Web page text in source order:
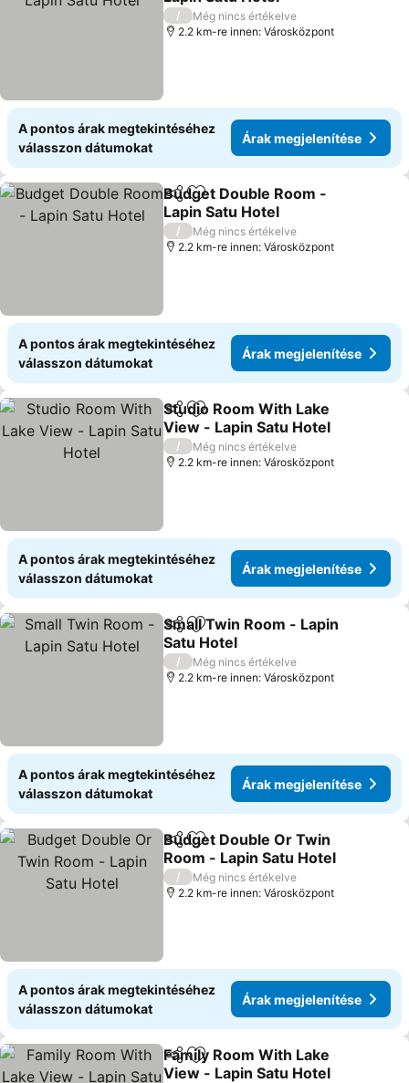
/
Még nincs értékelve
2.2 km-re innen: Városközpont
A pontos árak megtekintéséhez
válasszon dátumokat
Árak megjelenítése
Megosztás
Hozzáadás a kedvencekhez
Budget Double Room -
Lapin Satu Hotel
/
Még nincs értékelve
2.2 km-re innen: Városközpont
A pontos árak megtekintéséhez
válasszon dátumokat
Árak megjelenítése
Megosztás
Hozzáadás a kedvencekhez
Studio Room With Lake
View - Lapin Satu Hotel
/
Még nincs értékelve
2.2 km-re innen: Városközpont
A pontos árak megtekintéséhez
válasszon dátumokat
Árak megjelenítése
Megosztás
Hozzáadás a kedvencekhez
Small Twin Room - Lapin
Satu Hotel
/
Még nincs értékelve
2.2 km-re innen: Városközpont
A pontos árak megtekintéséhez
válasszon dátumokat
Árak megjelenítése
Megosztás
Hozzáadás a kedvencekhez
Budget Double Or Twin
Room - Lapin Satu Hotel
/
Még nincs értékelve
2.2 km-re innen: Városközpont
A pontos árak megtekintéséhez
válasszon dátumokat
Árak megjelenítése
Megosztás
Hozzáadás a kedvencekhez
Family Room With Lake
View - Lapin Satu Hotel